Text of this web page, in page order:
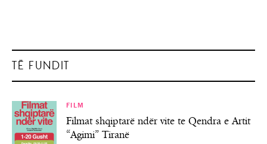
TË FUNDIT
FILM
Filmat shqiptarë ndër vite te Qendra e Artit
“Agimi” Tiranë